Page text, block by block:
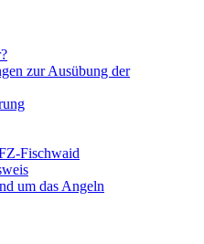
zur Ausübung der
Fischwaid
um das Angeln